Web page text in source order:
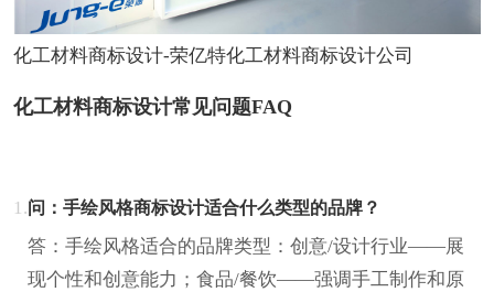
化工材料商标设计-荣亿特化工材料商标设计公司
化工材料商标设计常见问题FAQ
1.问：手绘风格商标设计适合什么类型的品牌？
答：手绘风格适合的品牌类型：创意/设计行业——展
现个性和创意能力；食品/餐饮——强调手工制作和原